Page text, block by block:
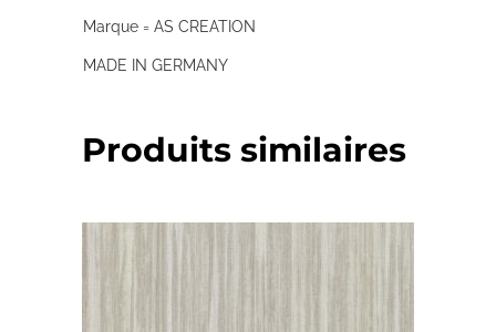
Marque = AS CREATION
MADE IN GERMANY
Produits similaires